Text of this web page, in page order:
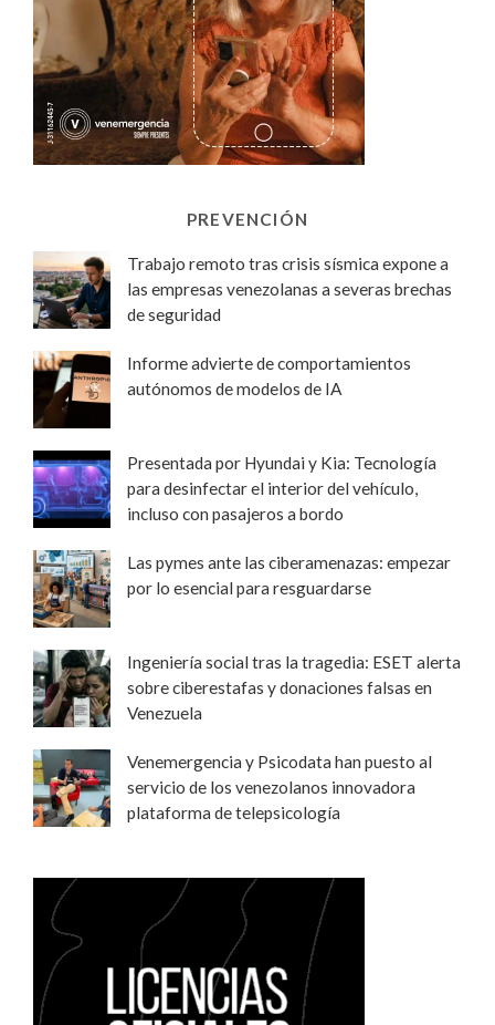
PREVENCIÓN
Trabajo remoto tras crisis sísmica expone a
las empresas venezolanas a severas brechas
de seguridad
Informe advierte de comportamientos
autónomos de modelos de IA
Presentada por Hyundai y Kia: Tecnología
para desinfectar el interior del vehículo,
incluso con pasajeros a bordo
Las pymes ante las ciberamenazas: empezar
por lo esencial para resguardarse
Ingeniería social tras la tragedia: ESET alerta
sobre ciberestafas y donaciones falsas en
Venezuela
Venemergencia y Psicodata han puesto al
servicio de los venezolanos innovadora
plataforma de telepsicología